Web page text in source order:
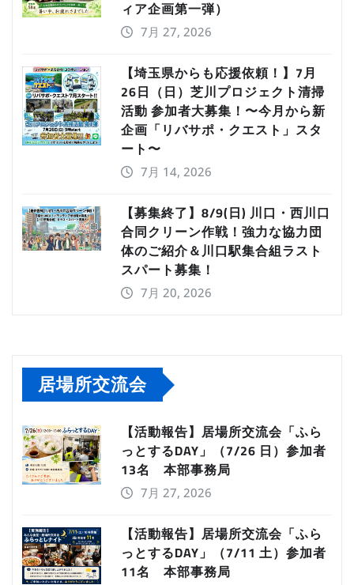
ィア企画第一弾）
7月 27, 2026
【埼玉県からも応援依頼！】7月
26日（日）芝川プロジェクト清掃
活動 参加者大募集！〜今月から新
企画「リバサポ・クエスト」スタ
ート〜
7月 14, 2026
【募集終了】8/9(日) 川口・西川口
合同クリーン作戦！強力な協力団
体のご紹介＆川口駅集合組ラスト
スパート募集！
7月 20, 2026
居場所交流会
【活動報告】居場所交流会「ふら
っとするDAY」（7/26 日）参加者
13名 本部事務局
7月 27, 2026
【活動報告】居場所交流会「ふら
っとするDAY」（7/11 土）参加者
11名 本部事務局